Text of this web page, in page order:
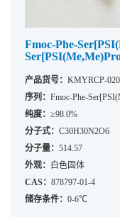
Fmoc-Phe-
产品货号： KMYRCP-
序列： Fmoc-Phe-
纯度： ≥98.0%
分子式： C30H30N2O6
分子量： 514.57
外观： 白色固体
CAS： 878797-01-4
储存条件： 0-6℃